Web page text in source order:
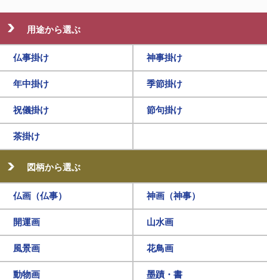
用途から選ぶ
仏事掛け 神事掛け
年中掛け 季節掛け
祝儀掛け 節句掛け
茶掛け
図柄から選ぶ
仏画（仏事） 神画（神事）
開運画 山水画
風景画 花鳥画
動物画 墨蹟・書